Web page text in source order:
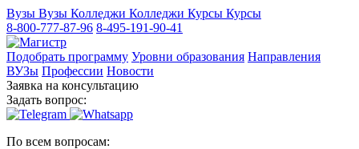
Вузы Вузы Колледжи Колледжи Курсы Курсы
8-800-777-87-96 8-495-191-90-41
Подобрать программу Уровни образования Направления
ВУЗы Профессии Новости
Заявка на консультацию
Задать вопрос:
По всем вопросам: